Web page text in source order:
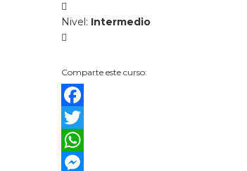
Nivel: Intermedio
Comparte este curso:
Facebook
Twitter
WhatsApp